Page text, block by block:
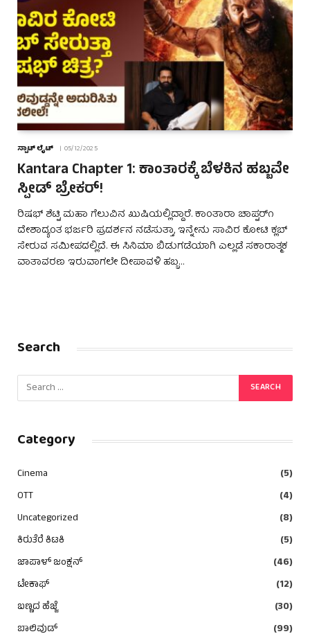
ಸ್ಪಾಟ್ ಲೈಟ್ 05/12/2025
Kantara Chapter 1: ಕಾಂತಾರಕ್ಕೆ ಬೆಳಕಿನ ಹಬ್ಬವೇ
ಸ್ಪೀಡ್ ಬ್ರೇಕರ್!
ರಿಷಭ್ ಶೆಟ್ಟಿ ಮಹಾ ಗೆಲುವಿನ ಖುಷಿಯಲ್ಲಿದ್ದಾರೆ. ಕಾಂತಾರಾ ಚಾಪ್ಟರ್೧
ದೇಶಾದ್ಯಂತ ಭರ್ಜರಿ ಪ್ರದರ್ಶನ ನಡೆಸುತ್ತಾ, ಇನ್ನೇನು ಸಾವಿರ ಕೋಟಿ ಕ್ಲಬ್
ಸೇರುವ ಸಮೀಪದಲ್ಲಿದೆ. ಈ ಸಿನಿಮಾ ಬಿಡುಗಡೆಯಾಗಿ ಎಲ್ಲಡೆ ಸಕಾರಾತ್ಮಕ
ವಾತಾವರಣ ಇರುವಾಗಲೇ ದೀಪಾವಳಿ ಹಬ್ಬ…
Search
Category
Cinema
(5)
OTT
(4)
Uncategorized
(8)
ಕಿರುತೆರೆ ಕಿಟಕಿ
(5)
ಜಾಪಾಳ್ ಜಂಕ್ಷನ್
(46)
ಟೇಕಾಫ್
(12)
ಬಣ್ಣದ ಹೆಜ್ಜೆ
(30)
ಬಾಲಿವುಡ್
(99)